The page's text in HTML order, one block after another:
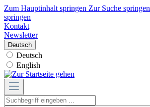
Zum Hauptinhalt springen Zur Suche springen
springen
Kontakt
Newsletter
Deutsch
Deutsch
English